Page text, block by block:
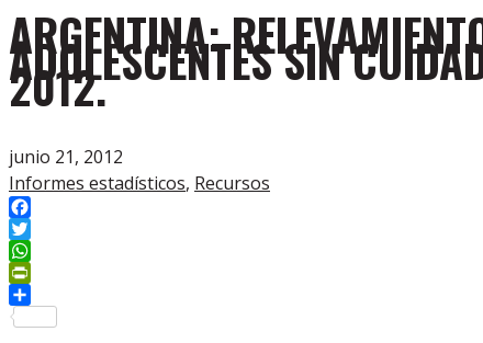
ARGENTINA:
ADOLESCENTES SIN
2012.
junio 21, 2012
Informes estadísticos, Recursos
Facebook
Twitter
WhatsApp
PrintFriendly